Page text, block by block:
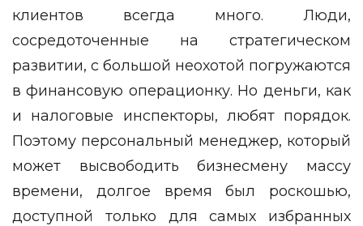
клиентов всегда много. Люди,
сосредоточенные на стратегическом
развитии, с большой неохотой погружаются
в финансовую операционку. Но деньги, как
и налоговые инспекторы, любят порядок.
Поэтому персональный менеджер, который
может высвободить бизнесмену массу
времени, долгое время был роскошью,
доступной только для самых избранных